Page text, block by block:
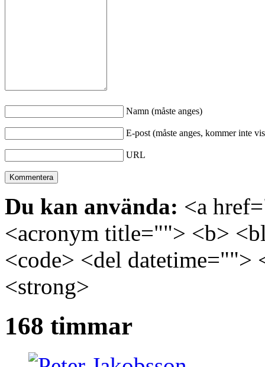
Namn (måste anges)
E-post (måste anges, kommer inte
URL
Du kan använda: <a
<acronym title=""> <b>
<code> <del
<strong>
168 timmar